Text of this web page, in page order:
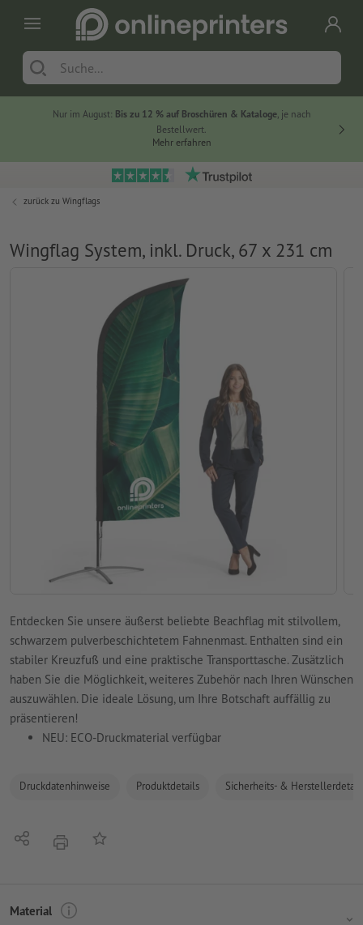
Nur im August: Bis zu 12 % auf Broschüren & Kataloge, je nach
Bestellwert.
Mehr erfahren
zurück zu Wingflags
Wingflag System, inkl. Druck, 67 x 231 cm
Entdecken Sie unsere äußerst beliebte Beachflag mit stilvollem,
schwarzem pulverbeschichtetem Fahnenmast. Enthalten sind ein
stabiler Kreuzfuß und eine praktische Transporttasche. Zusätzlich
haben Sie die Möglichkeit, weiteres Zubehör nach Ihren Wünschen
auszuwählen. Die ideale Lösung, um Ihre Botschaft auffällig zu
präsentieren!
NEU: ECO-Druckmaterial verfügbar
Druckdatenhinweise Produktdetails Sicherheits- &
Teilen DruckenAuf die Merkliste
Material